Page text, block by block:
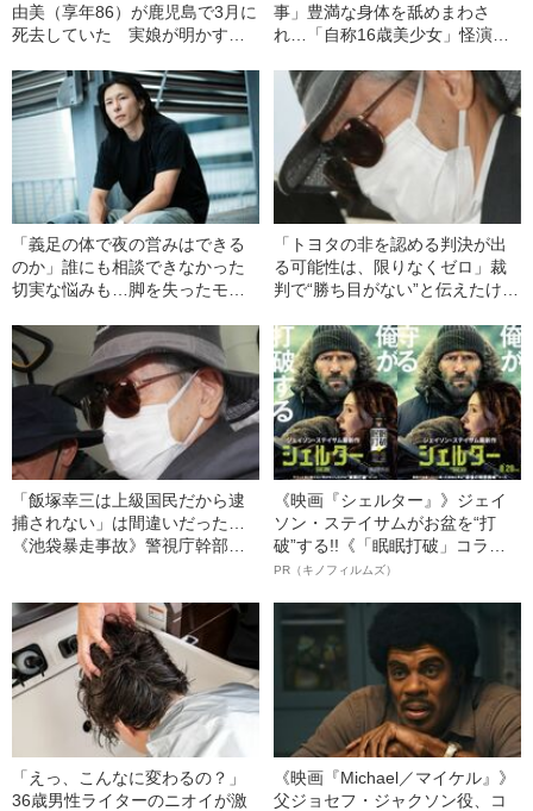
由美（享年86）が鹿児島で3月に
死去していた 実娘が明かす
事」豊満な身体を舐めまわさ
れ…「自称16歳美少女」怪演
ぎる“熟れ方”
「義足の体で夜の営みはできる
のか」誰にも相談できなかった
切実な悩みも…脚を失ったモデ
運がいい」と言えるワケ
「トヨタの非を認める判決が出
る可能性は、限りなくゼロ」裁
判で“勝ち目がない”と伝えたけれ
幸三を説得できなかった「長男
の葛藤」
「飯塚幸三は上級国民だから逮
捕されない」は間違いだった…
《池袋暴走事故》警視庁幹部が
《映画『シェルター』》ジェイ
ソン・ステイサムがお盆を“打
破”する!!《「眠眠打破」コラ
ボ》
PR（キノフィルムズ）
「えっ、こんなに変わるの？」
36歳男性ライターのニオイが激
《映画『Michael／マイケル』》
父ジョセフ・ジャクソン役、コ